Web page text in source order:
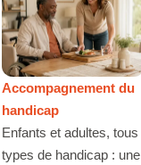
Accompagnement du
handicap
Enfants et adultes, tous
types de handicap : une